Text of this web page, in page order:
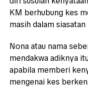
KM berhubung kes
masih dalam
Nona atau nama
mendakwa adiknya
apabila memberi
mengenai kes